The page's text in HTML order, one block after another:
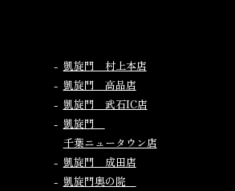
凱旋門 村上本店
凱旋門 高品店
凱旋門 武石IC店
凱旋門
千葉ニュータウン店
凱旋門 成田店
凱旋門奥の院